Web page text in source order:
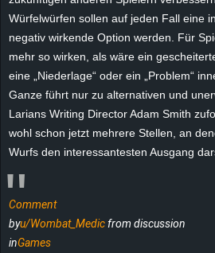
Würfelwürfen sollen auf jeden Fall eine
negativ wirkende Option werden. Für
mehr so wirken, als wäre ein
eine „Niederlage“ oder ein „Problem“
Ganze führt nur zu alternativen und
Larians Writing Director Adam Smith
wohl schon jetzt mehrere Stellen, an
Wurfs den interessantesten Ausgang
Comment
byu/Wombat_Medicfrom discussion
inGames